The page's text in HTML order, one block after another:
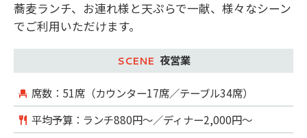
蕎麦ランチ、お連れ様と天ぷらで一献、様々なシーン
でご利用いただけます。
夜営業
席数：51席（カウンター17席／テーブル34席）
平均予算：ランチ880円～／ディナー2,000円～